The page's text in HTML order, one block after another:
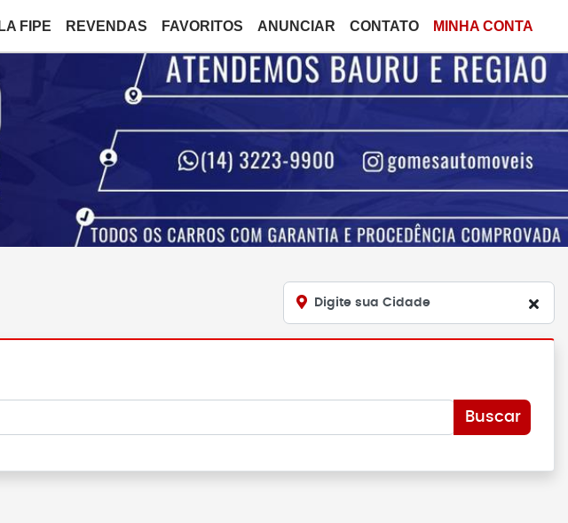
FIPE REVENDAS FAVORITOS ANUNCIAR CONTATO MINHA CONTA
Digite sua Cidade
Buscar